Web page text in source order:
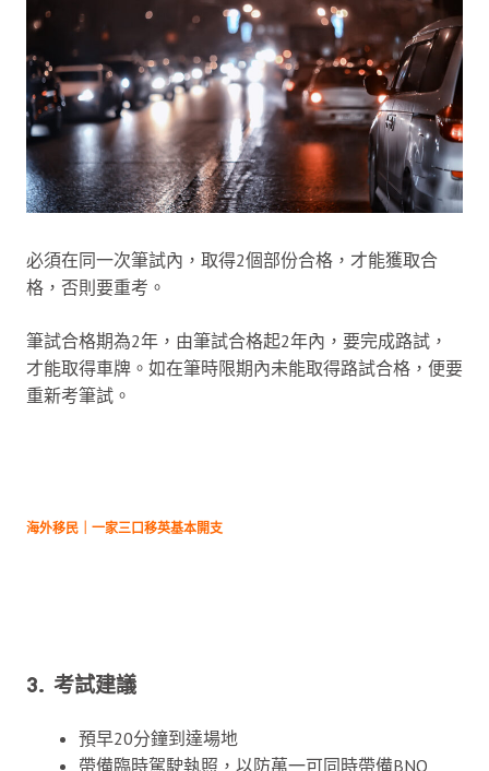
必須在同一次筆試內，取得2個部份合格，才能獲取合
格，否則要重考。
筆試合格期為2年，由筆試合格起2年內，要完成路試，
才能取得車牌。如在筆時限期內未能取得路試合格，便要
重新考筆試。
海外移民｜一家三口移英基本開支
3. 考試建議
預早20分鐘到達場地
帶備臨時駕駛執照，以防萬一可同時帶備BNO